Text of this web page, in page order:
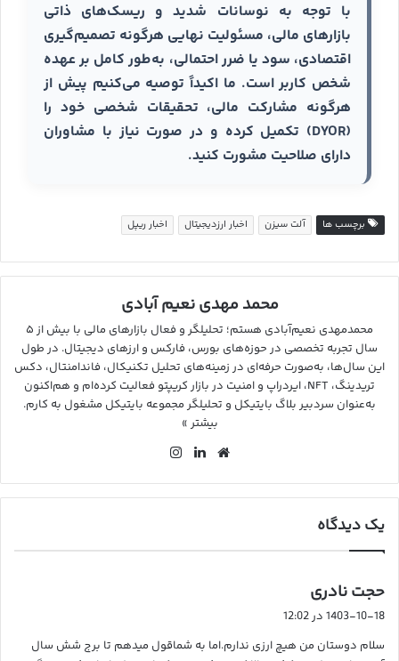
با توجه به نوسانات شدید و ریسک‌های ذاتی
بازارهای مالی، مسئولیت نهایی هرگونه تصمیم‌گیری
اقتصادی، سود یا ضرر احتمالی، به‌طور کامل بر عهده
شخص کاربر است. ما اکیداً توصیه می‌کنیم پیش از
هرگونه مشارکت مالی، تحقیقات شخصی خود را
(DYOR) تکمیل کرده و در صورت نیاز با مشاوران
دارای صلاحیت مشورت کنید.
برچسب ها آلت سیزن اخبار ارزدیجیتال اخبار ریپل
محمد مهدی نعیم آبادی
محمدمهدی نعیم‌آبادی هستم؛ تحلیلگر و فعال بازارهای مالی با بیش از ۵
سال تجربه تخصصی در حوزه‌های بورس، فارکس و ارزهای دیجیتال. در طول
این سال‌ها، به‌صورت حرفه‌ای در زمینه‌های تحلیل تکنیکال، فاندامنتال، دکس
تریدینگ، NFT، ایردراپ و امنیت در بازار کریپتو فعالیت کرده‌ام و هم‌اکنون
به‌عنوان سردبیر بلاگ بایتیکل و تحلیلگر مجموعه بایتیکل مشغول به کارم.
بیشتر »
وب
ت
لین
ین گرا
یک دیدگاه
حجت نادری
ف
:
1403-10-18 در 12:02
سلام دوستان من هیچ ارزی ندارم.اما به شماقول میدهم تا برج شش سال